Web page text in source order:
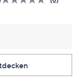
Bisher
auf